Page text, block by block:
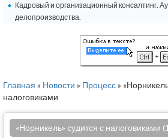
Кадровый и организационный консалтинг.
делопроизводства.
Главная » Новости » Процесс»
налоговиками
«Норникель» судится с налоговиками